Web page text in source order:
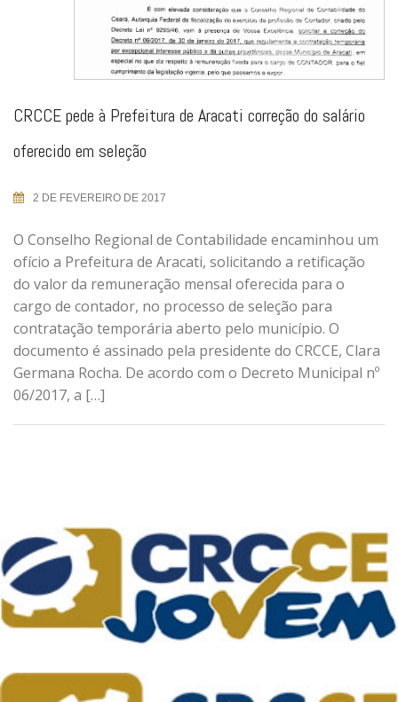
CRCCE pede à Prefeitura de Aracati correção do salário
oferecido em seleção
2 DE FEVEREIRO DE 2017
O Conselho Regional de Contabilidade encaminhou um
ofício a Prefeitura de Aracati, solicitando a retificação
do valor da remuneração mensal oferecida para o
cargo de contador, no processo de seleção para
contratação temporária aberto pelo município. O
documento é assinado pela presidente do CRCCE, Clara
Germana Rocha. De acordo com o Decreto Municipal nº
06/2017, a […]